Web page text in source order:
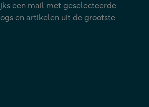
een mail met geselecteerde
en artikelen uit de grootste